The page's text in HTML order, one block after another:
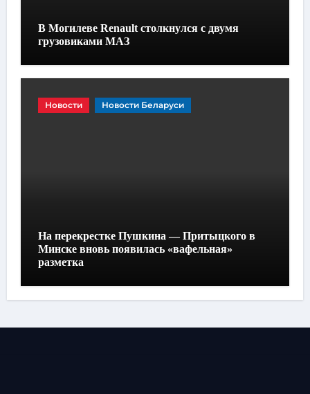
В Могилеве Renault столкнулся с двумя
грузовиками МАЗ
Новости Новости Беларуси
На перекрестке Пушкина — Притыцкого в
Минске вновь появилась «вафельная»
разметка